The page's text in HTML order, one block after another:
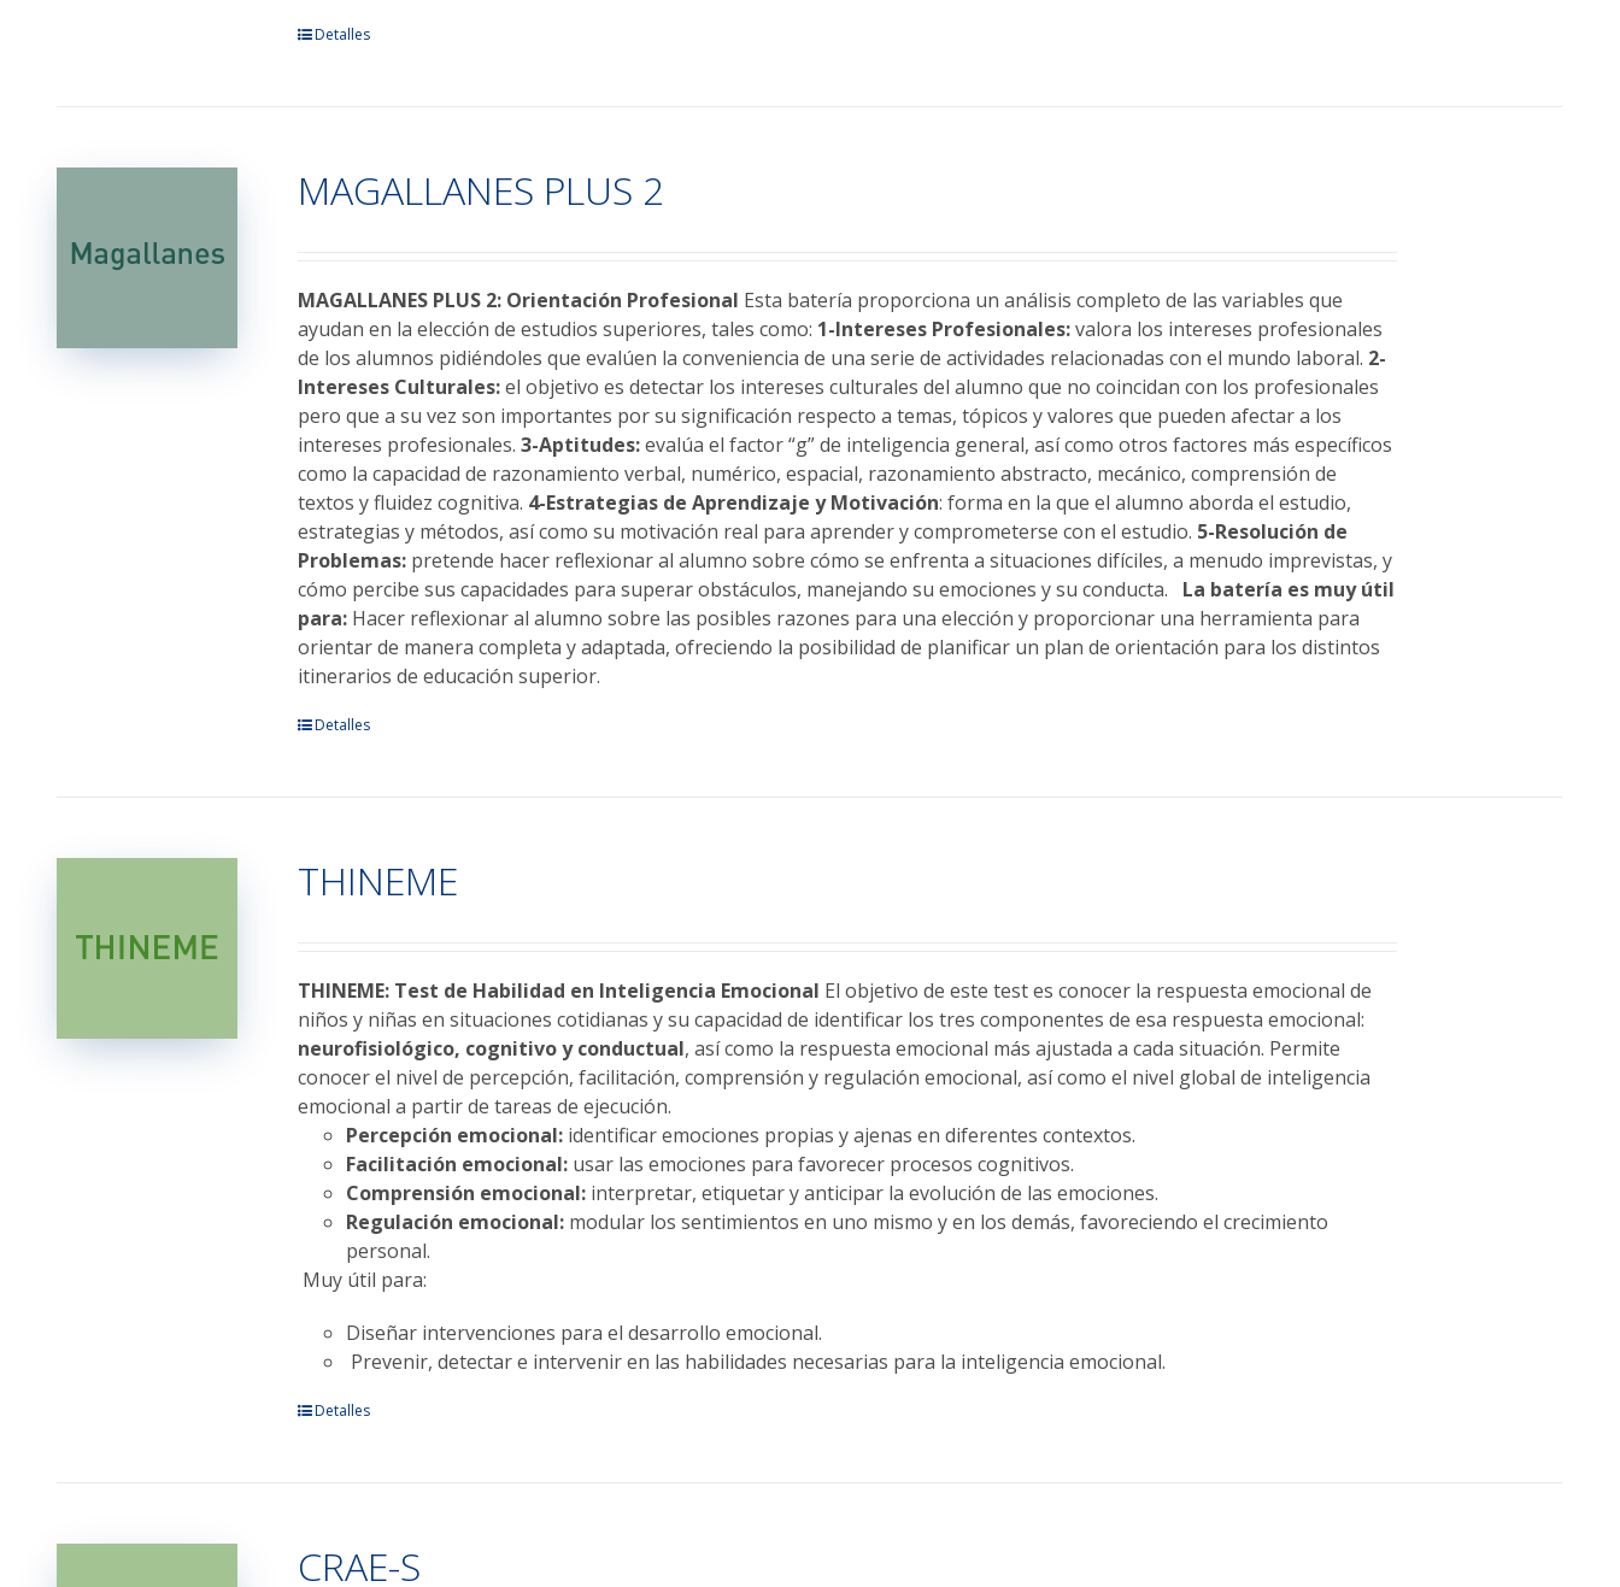
Detalles
MAGALLANES PLUS 2
MAGALLANES PLUS 2: Orientación Profesional Esta batería proporciona un análisis completo de las variables que
ayudan en la elección de estudios superiores, tales como: 1-Intereses Profesionales:valora los intereses profesionales
de los alumnos pidiéndoles que evalúen la conveniencia de una serie de actividades relacionadas con el mundo laboral. 2-
Intereses Culturales:el objetivo es detectar los intereses culturales del alumno que no coincidan con los profesionales
pero que a su vez son importantes por su significación respecto a temas, tópicos y valores que pueden afectar a los
intereses profesionales.3-Aptitudes:evalúa el factor “g” de inteligencia general, así como otros factores más específicos
como la capacidad de razonamiento verbal, numérico, espacial, razonamiento abstracto, mecánico, comprensión de
textos y fluidez cognitiva. 4-Estrategias de Aprendizaje y Motivación: forma en la que el alumno aborda el estudio,
estrategias y métodos, así como su motivación real para aprender y comprometerse con el estudio. 5-Resolución de
Problemas: pretende hacer reflexionar al alumno sobre cómo se enfrenta a situaciones difíciles, a menudo imprevistas, y
cómo percibe sus capacidades para superar obstáculos, manejando su emociones y su conducta. La batería es muy útil
para: Hacer reflexionar al alumno sobre las posibles razones para una elección y proporcionar una herramienta para
orientar de manera completa y adaptada, ofreciendo la posibilidad de planificar un plan de orientación para los distintos
itinerarios de educación superior.
Este
Las
opciones
elegir
en
la
página
de
producto
Detalles
THINEME
THINEME: Test de Habilidad en Inteligencia Emocional El objetivo de este test es conocer la respuesta emocional de
niños y niñas en situaciones cotidianas y su capacidad de identificar los tres componentes de esa respuesta emocional:
neurofisiológico, cognitivo y conductual, así como la respuesta emocional más ajustada a cada situación. Permite
conocer el nivel de percepción, facilitación, comprensión y regulación emocional, así como el nivel global de inteligencia
emocional a partir de tareas de ejecución.
Percepción emocional: identificar emociones propias y ajenas en diferentes contextos.
Facilitación emocional: usar las emociones para favorecer procesos cognitivos.
Comprensión emocional: interpretar, etiquetar y anticipar la evolución de las emociones.
Regulación emocional: modular los sentimientos en uno mismo y en los demás, favoreciendo el crecimiento
personal.
Muy útil para:
Diseñar intervenciones para el desarrollo emocional.
Prevenir, detectar e intervenir en las habilidades necesarias para la inteligencia emocional.
Este
Las
Detalles
CRAE-S